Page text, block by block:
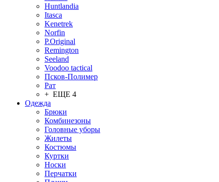
Huntlandia
Itasca
Kenetrek
Norfin
P.Original
Remington
Seeland
Voodoo tactical
Псков-Полимер
Рат
+ ЕЩЕ 4
Одежда
Брюки
Комбинезоны
Головные уборы
Жилеты
Костюмы
Куртки
Носки
Перчатки